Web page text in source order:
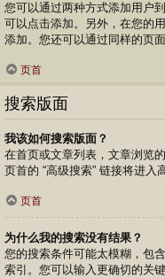
您可以通过两种方式添加用户
可以点击添加。另外，在您的
添加。您还可以通过同样的页
页首
搜索版面
我该如何搜索版面？
在首页或文章列表，文章浏览
页首的 “高级搜索” 链接将进入
页首
为什么我的搜索没有结果？
您的搜索条件可能太模糊，包
索引。您可以输入更确切的关